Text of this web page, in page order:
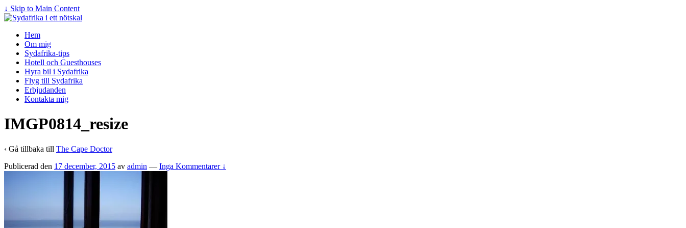
↓ Skip to Main Content
Hem
Om mig
Sydafrika-tips
Hotell och Guesthouses
Hyra bil i Sydafrika
Flyg till Sydafrika
Erbjudanden
Kontakta mig
IMGP0814_resize
‹ Gå tillbaka till The Cape Doctor
Publicerad den 17 december, 2015 av admin — Inga Kommentarer ↓